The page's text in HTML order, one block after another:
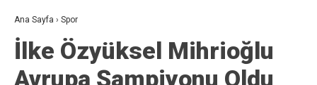
Ana Sayfa › Spor
İlke Özyüksel Mihrioğlu
Avrupa Şampiyonu Oldu